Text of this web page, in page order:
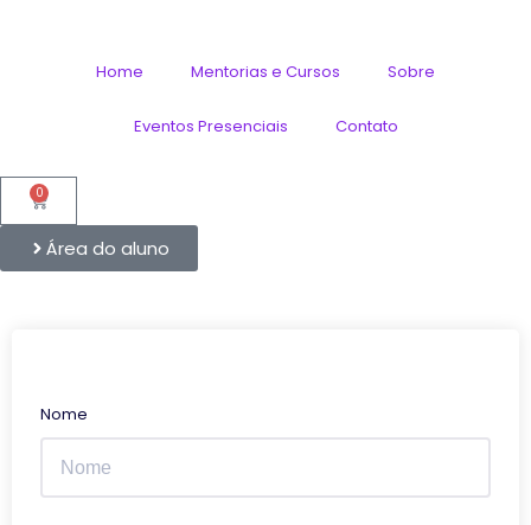
Home Mentorias e Cursos Sobre
Eventos Presenciais Contato
0
Área do aluno
Nome